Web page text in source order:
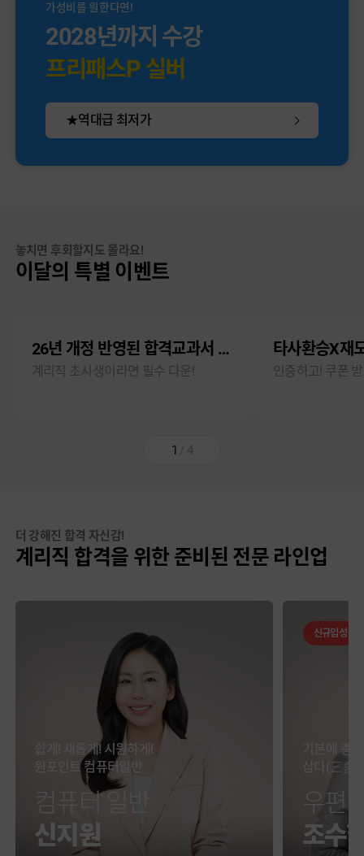
가성비를 원한다면!
2028년까지 수강
프리패스P 실버
★역대급 최저가
놓치면 후회할지도 몰라요!
이달의 특별 이벤트
26년 개정 반영된 합격교과서 무료
계리직 초시생이라면 필수 다운!
타사환승X재
인증하고! 쿠폰
1 / 4
더 강해진 합격 자신감!
계리직 합격을 위한 준비된 전문 라인업
쉽게! 새롭게! 시원하게!
원포인트 컴퓨터일반
컴퓨터 일반
신지원
신규입성
기본에 충
삼다(三多
우편
조수